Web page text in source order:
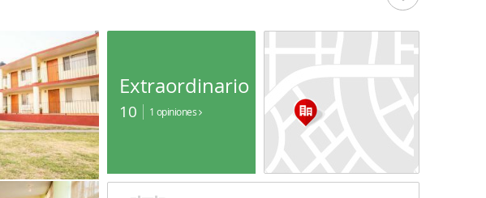
Extraordinario
10 1 opiniones